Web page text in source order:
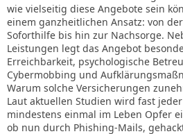
wie vielseitig diese Angebote sein
einem ganzheitlichen Ansatz: von
Soforthilfe bis hin zur Nachsorge.
Leistungen legt das Angebot
Erreichbarkeit, psychologische
Cybermobbing und
Warum solche Versicherungen
Laut aktuellen Studien wird fast
mindestens einmal im Leben Opfer
ob nun durch Phishing-Mails,